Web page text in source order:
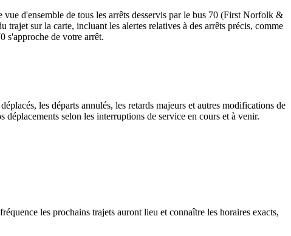
d'ensemble de tous les arrêts desservis par le bus 70 (First Norfolk &
trajet sur la carte, incluant les alertes relatives à des arrêts précis, comme
s'approche de votre arrêt.
les départs annulés, les retards majeurs et autres modifications de
selon les interruptions de service en cours et à venir.
les prochains trajets auront lieu et connaître les horaires exacts,